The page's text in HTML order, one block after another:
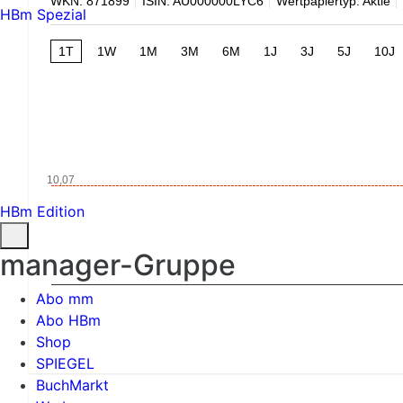
1T 1W 1M 3M 6M 1J 3J 5J 10J
10,07
HBm Spezial
HBm Edition
manager-Gruppe
Abo mm
Abo HBm
Shop
SPIEGEL
BuchMarkt